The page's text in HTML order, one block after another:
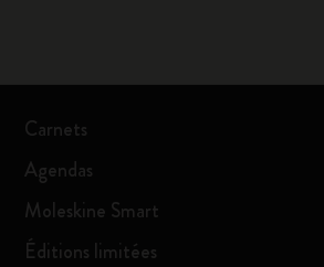
Carnets
Agendas
Moleskine Smart
Éditions limitées